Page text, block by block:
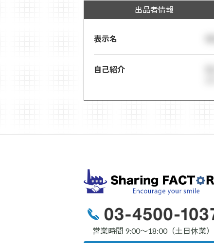
出品者情報
表示名
自己紹介
営業時間 9:00〜18:00（土日休業）